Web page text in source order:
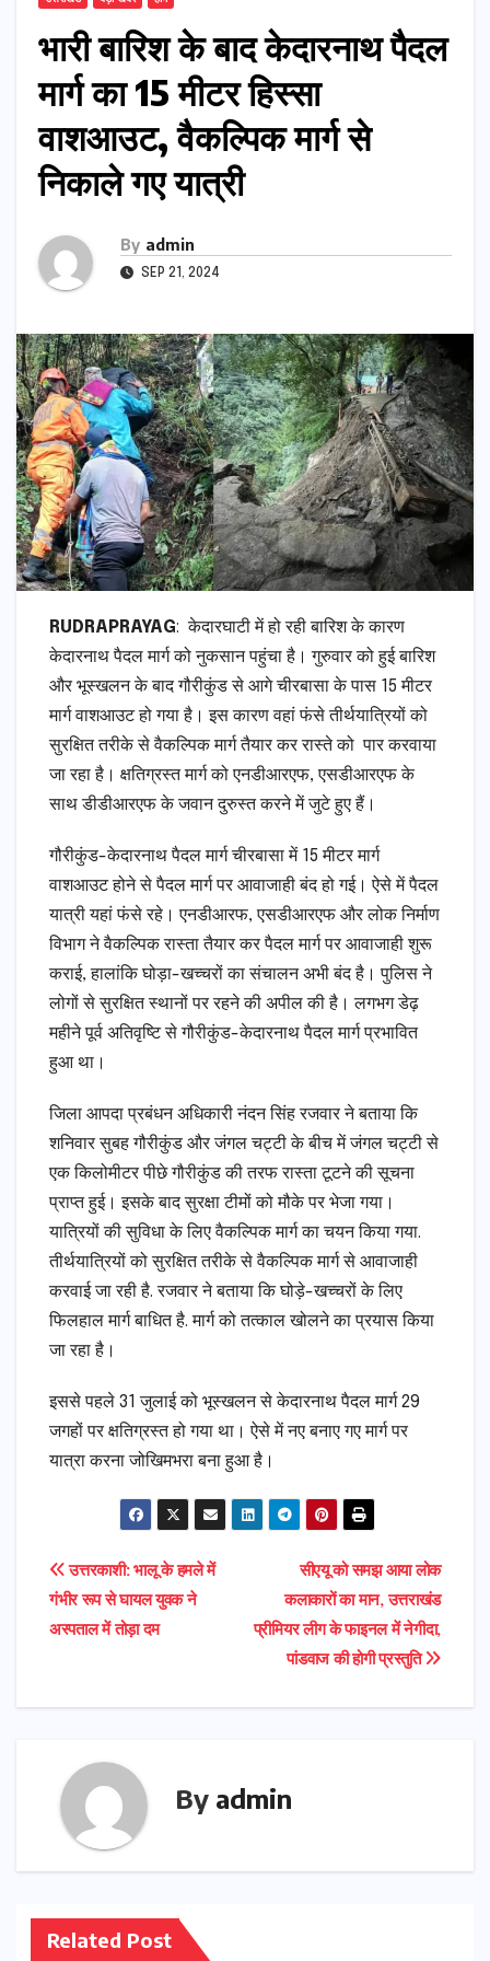
भारी बारिश के बाद केदारनाथ पैदल
मार्ग का 15 मीटर हिस्सा
वाशआउट, वैकल्पिक मार्ग से
निकाले गए यात्री
By admin
SEP 21, 2024
RUDRAPRAYAG: केदारघाटी में हो रही बारिश के कारण
केदारनाथ पैदल मार्ग को नुकसान पहुंचा है। गुरुवार को हुई बारिश
और भूस्खलन के बाद गौरीकुंड से आगे चीरबासा के पास 15 मीटर
मार्ग वाशआउट हो गया है। इस कारण वहां फंसे तीर्थयात्रियों को
सुरक्षित तरीके से वैकल्पिक मार्ग तैयार कर रास्ते को पार करवाया
जा रहा है। क्षतिग्रस्त मार्ग को एनडीआरएफ, एसडीआरएफ के
साथ डीडीआरएफ के जवान दुरुस्त करने में जुटे हुए हैं।
गौरीकुंड-केदारनाथ पैदल मार्ग चीरबासा में 15 मीटर मार्ग
वाशआउट होने से पैदल मार्ग पर आवाजाही बंद हो गई। ऐसे में पैदल
यात्री यहां फंसे रहे। एनडीआरफ, एसडीआरएफ और लोक निर्माण
विभाग ने वैकल्पिक रास्ता तैयार कर पैदल मार्ग पर आवाजाही शुरू
कराई, हालांकि घोड़ा-खच्चरों का संचालन अभी बंद है। पुलिस ने
लोगों से सुरक्षित स्थानों पर रहने की अपील की है। लगभग डेढ़
महीने पूर्व अतिवृष्टि से गौरीकुंड-केदारनाथ पैदल मार्ग प्रभावित
हुआ था।
जिला आपदा प्रबंधन अधिकारी नंदन सिंह रजवार ने बताया कि
शनिवार सुबह गौरीकुंड और जंगल चट्टी के बीच में जंगल चट्टी से
एक किलोमीटर पीछे गौरीकुंड की तरफ रास्ता टूटने की सूचना
प्राप्त हुई। इसके बाद सुरक्षा टीमों को मौके पर भेजा गया।
यात्रियों की सुविधा के लिए वैकल्पिक मार्ग का चयन किया गया.
तीर्थयात्रियों को सुरक्षित तरीके से वैकल्पिक मार्ग से आवाजाही
करवाई जा रही है. रजवार ने बताया कि घोड़े-खच्चरों के लिए
फिलहाल मार्ग बाधित है. मार्ग को तत्काल खोलने का प्रयास किया
जा रहा है।
इससे पहले 31 जुलाई को भूस्खलन से केदारनाथ पैदल मार्ग 29
जगहों पर क्षतिग्रस्त हो गया था। ऐसे में नए बनाए गए मार्ग पर
यात्रा करना जोखिमभरा बना हुआ है।
Post
navigation
सीएयू को समझ आया लोक
कलाकारों का मान, उत्तराखंड
प्रीमियर लीग के फाइनल में नेगीदा,
पांडवाज की होगी प्रस्तुति
उत्तरकाशी: भालू के हमले में
गंभीर रूप से घायल युवक ने
अस्पताल में तोड़ा दम
By admin
Related Post